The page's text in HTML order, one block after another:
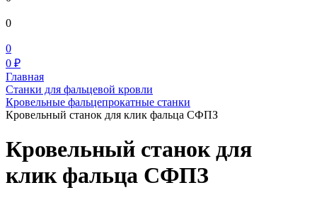
0
0
0 ₽
Главная
Станки для фальцевой кровли
Кровельные фальцепрокатные станки
Кровельный станок для клик фальца СФПЗ
Кровельный станок для
клик фальца СФПЗ